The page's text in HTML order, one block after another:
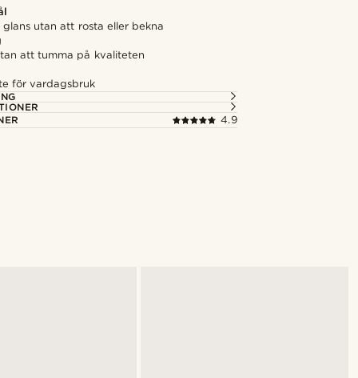
glans utan att rosta eller bekna
att tumma på kvaliteten
för vardagsbruk
4.9